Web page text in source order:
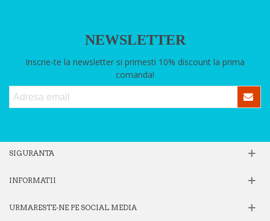
NEWSLETTER
Inscrie-te la newsletter si primesti 10% discount la prima
comanda!
SIGURANTA
INFORMATII
URMARESTE-NE PE SOCIAL MEDIA